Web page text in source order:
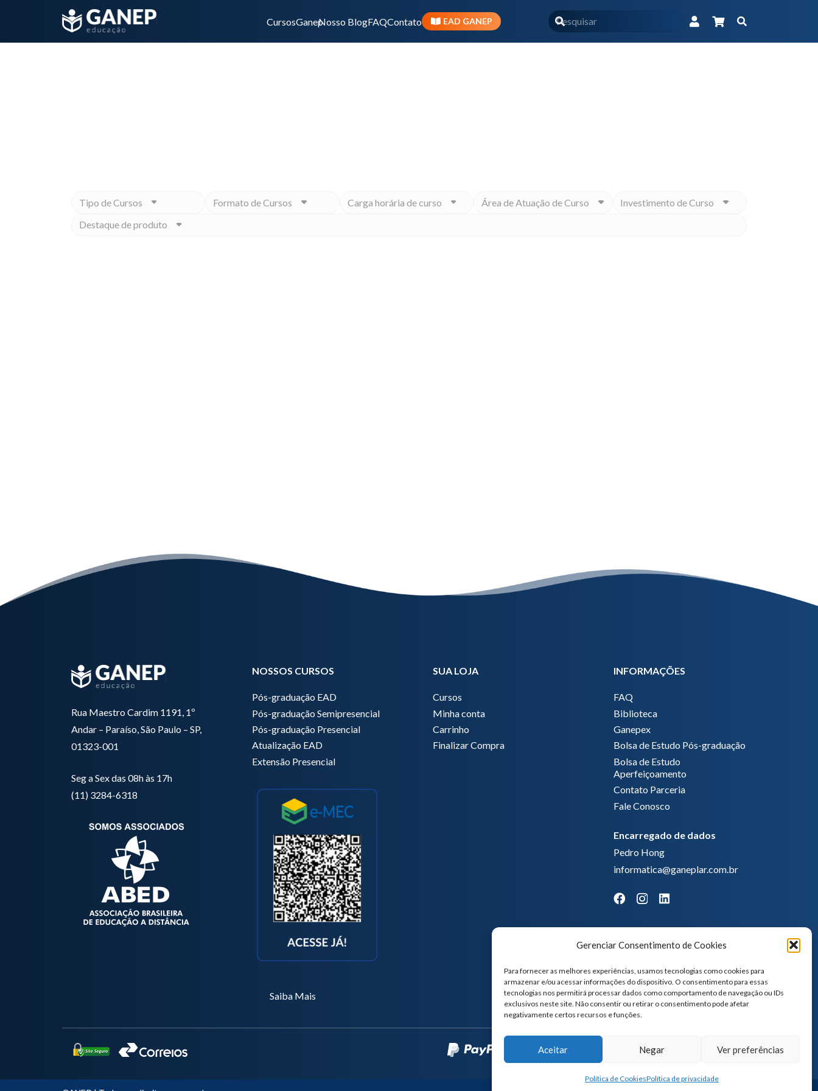
Gerenciar Consentimento de Cookies
Para fornecer as melhores experiências, usamos tecnologias como cookies para
armazenar e/ou acessar informações do dispositivo. O consentimento para essas
tecnologias nos permitirá processar dados como comportamento de navegação ou IDs
exclusivos neste site. Não consentir ou retirar o consentimento pode afetar
negativamente certos recursos e funções.
Aceitar Negar Ver preferências
Política de CookiesPolítica de privacidade
CursosGanepNosso BlogFAQContato EAD GANEP
Tipo de Cursos Formato de Cursos Carga horária de curso Área de Atuação de Curso
Investimento de Curso
Destaque de produto
Rua Maestro Cardim 1191, 1º
Andar – Paraíso, São Paulo – SP,
01323-001
Seg a Sex das 08h às 17h
(11) 3284-6318
NOSSOS CURSOS
Pós-graduação EAD
Pós-graduação Semipresencial
Pós-graduação Presencial
Atualização EAD
Extensão Presencial
Saiba Mais
SUA LOJA
Cursos
Minha conta
Carrinho
Finalizar Compra
INFORMAÇÕES
FAQ
Biblioteca
Ganepex
Bolsa de Estudo Pós-graduação
Bolsa de Estudo
Aperfeiçoamento
Contato Parceria
Fale Conosco
Encarregado de dados
Pedro Hong
informatica@ganeplar.com.br